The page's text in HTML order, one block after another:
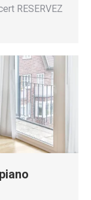
RESERVEZ